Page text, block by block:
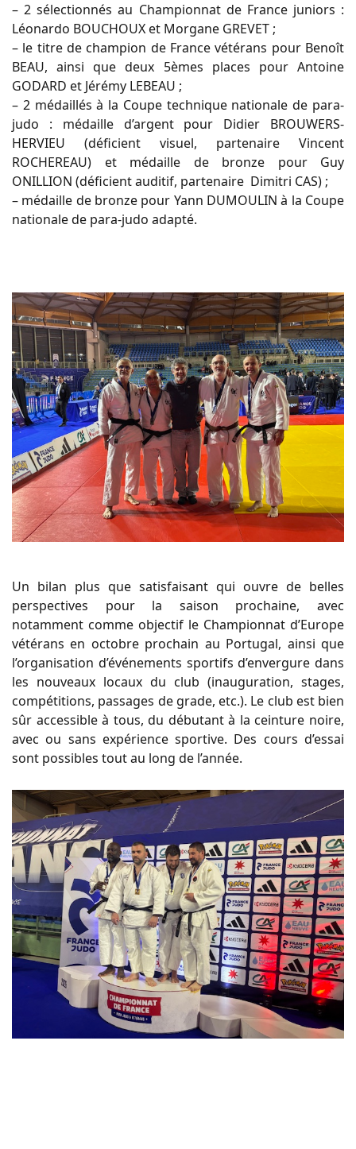
– 2 sélectionnés au Championnat de France juniors :
Léonardo BOUCHOUX et Morgane GREVET ;
– le titre de champion de France vétérans pour Benoît
BEAU, ainsi que deux 5èmes places pour Antoine
GODARD et Jérémy LEBEAU ;
– 2 médaillés à la Coupe technique nationale de para-
judo : médaille d’argent pour Didier BROUWERS-
HERVIEU (déficient visuel, partenaire Vincent
ROCHEREAU) et médaille de bronze pour Guy
ONILLION (déficient auditif, partenaire Dimitri CAS) ;
– médaille de bronze pour Yann DUMOULIN à la Coupe
nationale de para-judo adapté.
Un bilan plus que satisfaisant qui ouvre de belles
perspectives pour la saison prochaine, avec
notamment comme objectif le Championnat d’Europe
vétérans en octobre prochain au Portugal, ainsi que
l’organisation d’événements sportifs d’envergure dans
les nouveaux locaux du club (inauguration, stages,
compétitions, passages de grade, etc.). Le club est bien
sûr accessible à tous, du débutant à la ceinture noire,
avec ou sans expérience sportive. Des cours d’essai
sont possibles tout au long de l’année.